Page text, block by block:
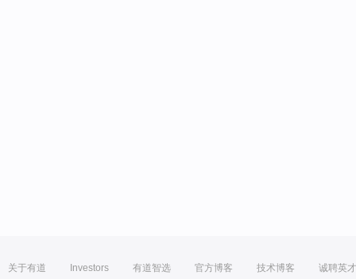
关于有道 Investors 有道智选 官方博客 技术博客 诚聘英才